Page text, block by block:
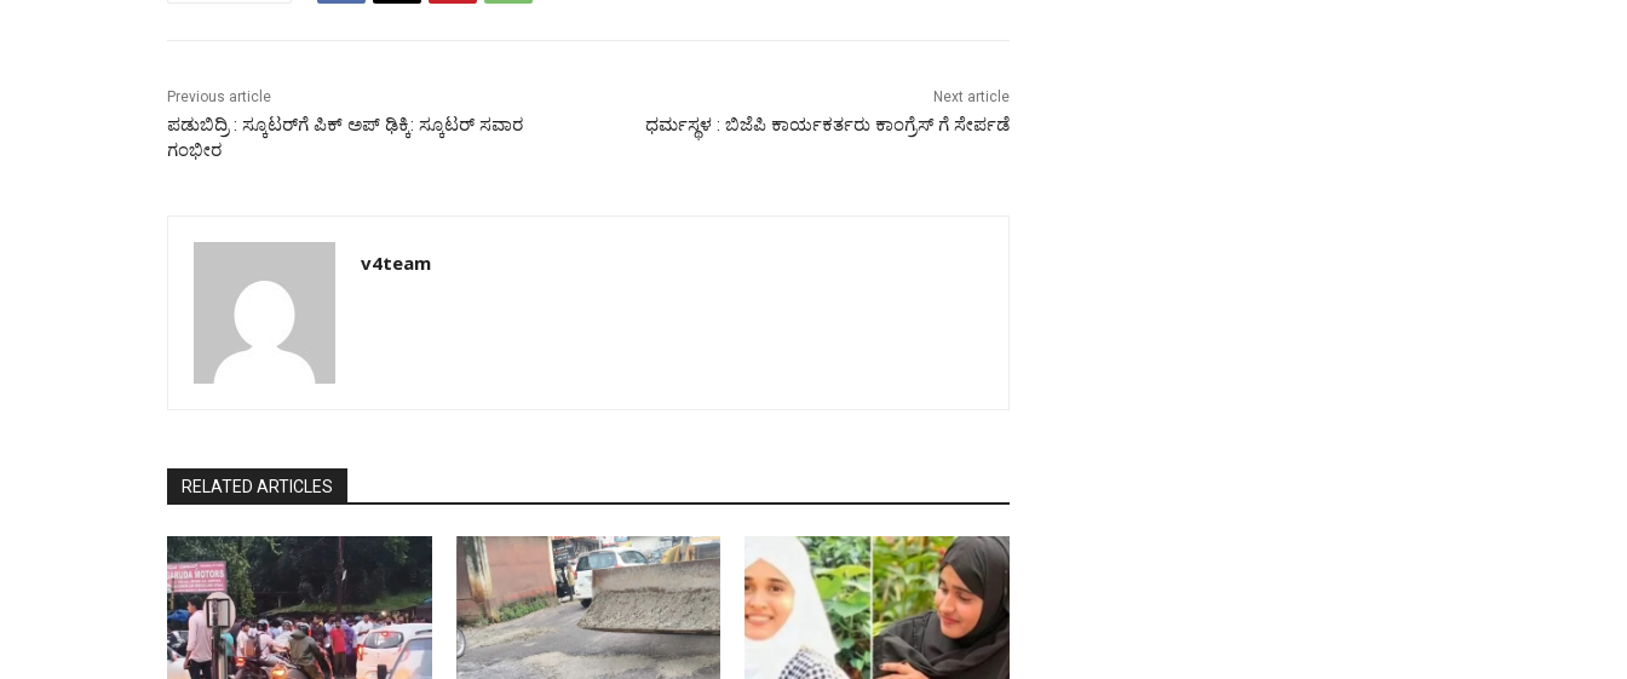
Previous article
ಪಡುಬಿದ್ರಿ : ಸ್ಕೂಟರ್‌ಗೆ ಪಿಕ್ ಅಪ್ ಢಿಕ್ಕಿ: ಸ್ಕೂಟರ್ ಸವಾರ
ಗಂಭೀರ
Next article
ಧರ್ಮಸ್ಥಳ : ಬಿಜೆಪಿ ಕಾರ್ಯಕರ್ತರು ಕಾಂಗ್ರೆಸ್ ಗೆ ಸೇರ್ಪಡೆ
v4team
RELATED ARTICLES